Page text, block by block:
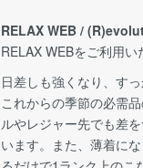
RELAX WEB /
RELAX WEBをご利用い
日差しも強くなり、す
これからの季節の必需
ルやレジャー先でも差
います。また、薄着に